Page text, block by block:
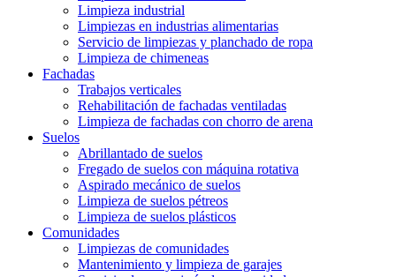
Limpieza industrial
Limpiezas en industrias alimentarias
Servicio de limpiezas y planchado de ropa
Limpieza de chimeneas
Fachadas
Trabajos verticales
Rehabilitación de fachadas ventiladas
Limpieza de fachadas con chorro de arena
Suelos
Abrillantado de suelos
Fregado de suelos con máquina rotativa
Aspirado mecánico de suelos
Limpieza de suelos pétreos
Limpieza de suelos plásticos
Comunidades
Limpiezas de comunidades
Mantenimiento y limpieza de garajes